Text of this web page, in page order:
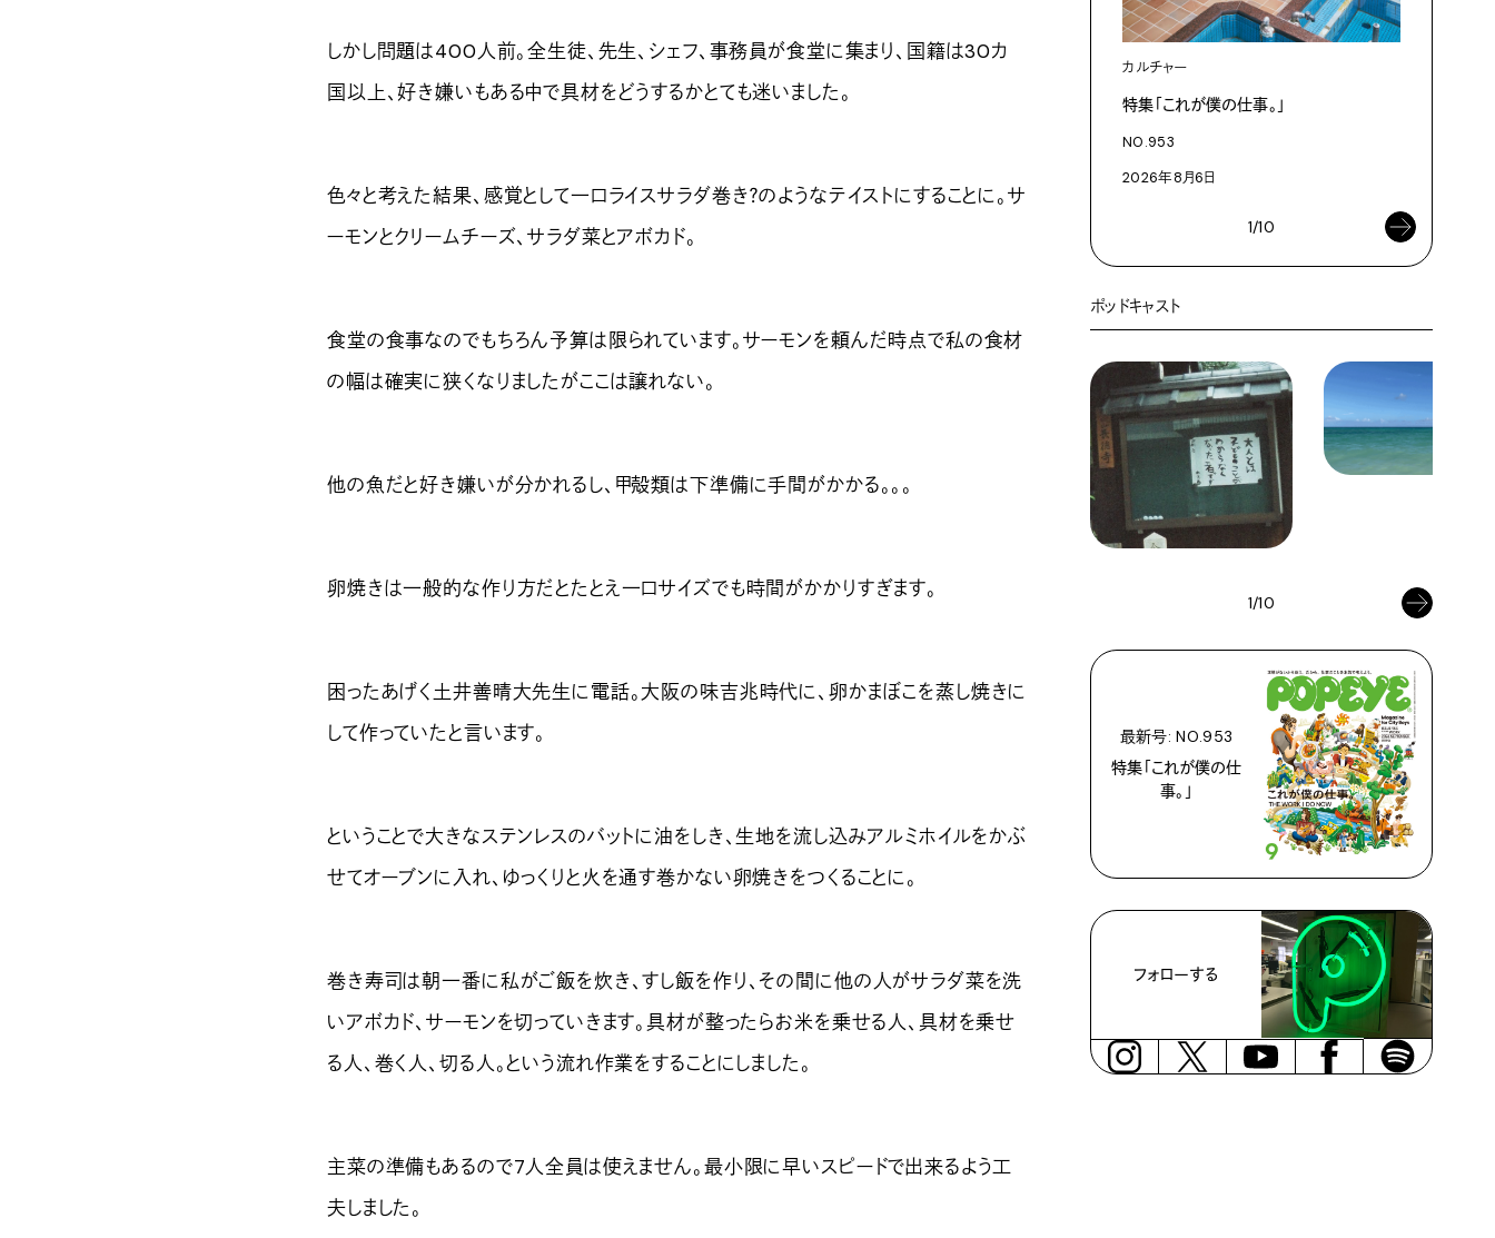
しかし問題は400人前。全生徒、先生、シェフ、事務員が食堂に集まり、国籍は30カ
国以上、好き嫌いもある中で具材をどうするかとても迷いました。
色々と考えた結果、感覚として一口ライスサラダ巻き？のようなテイストにすることに。サ
ーモンとクリームチーズ、サラダ菜とアボカド。
食堂の食事なのでもちろん予算は限られています。サーモンを頼んだ時点で私の食材
の幅は確実に狭くなりましたがここは譲れない。
他の魚だと好き嫌いが分かれるし、甲殻類は下準備に手間がかかる。。。
卵焼きは一般的な作り方だとたとえ一口サイズでも時間がかかりすぎます。
困ったあげく土井善晴大先生に電話。大阪の味吉兆時代に、卵かまぼこを蒸し焼きに
して作っていたと言います。
ということで大きなステンレスのバットに油をしき、生地を流し込みアルミホイルをかぶ
せてオーブンに入れ、ゆっくりと火を通す巻かない卵焼きをつくることに。
巻き寿司は朝一番に私がご飯を炊き、すし飯を作り、その間に他の人がサラダ菜を洗
いアボカド、サーモンを切っていきます。具材が整ったらお米を乗せる人、具材を乗せ
る人、巻く人、切る人。という流れ作業をすることにしました。
主菜の準備もあるので7人全員は使えません。最小限に早いスピードで出来るよう工
夫しました。
カルチャー
特集「これが僕の仕事。」
NO.953
2026年8月6日
1/10
ポッドキャスト
1/10
最新号: NO.953
特集「これが僕の仕
事。」
フォローする